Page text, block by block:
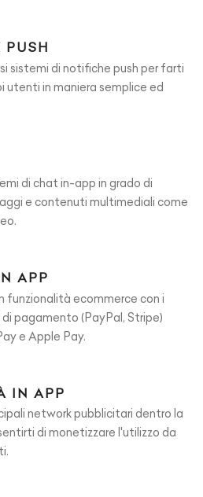
sistemi di notifiche push per farti
utenti in maniera semplice ed
di chat in-app in grado di
e contenuti multimediali come
APP
funzionalità ecommerce con i
pagamento (PayPal, Stripe)
e Apple Pay.
IN APP
network pubblicitari dentro la
di monetizzare l'utilizzo da